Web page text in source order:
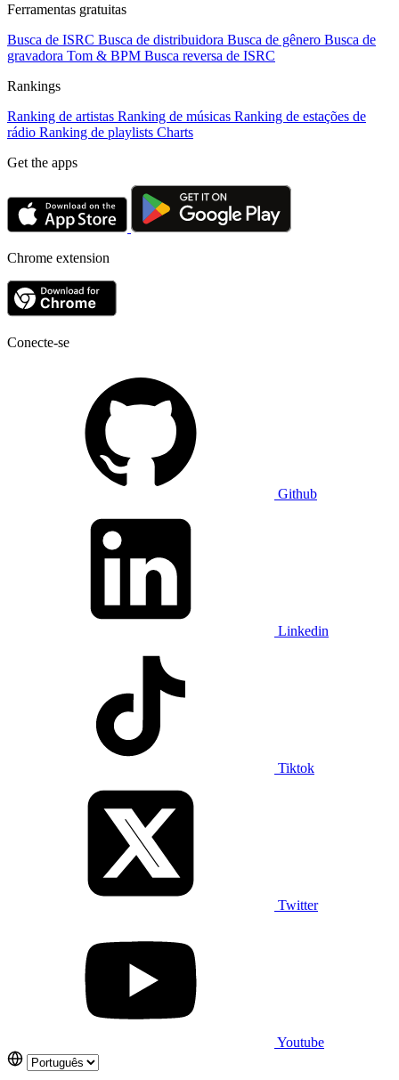
Ferramentas gratuitas
Busca de ISRC Busca de distribuidora Busca de gênero Busca de
gravadora Tom & BPM Busca reversa de ISRC
Rankings
Ranking de artistas Ranking de músicas Ranking de estações de
rádio Ranking de playlists Charts
Get the apps
Chrome extension
Conecte-se
Github
Linkedin
Tiktok
Twitter
Youtube